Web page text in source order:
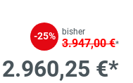
-25% bisher
3.947,00 €*
2.960,25 €*